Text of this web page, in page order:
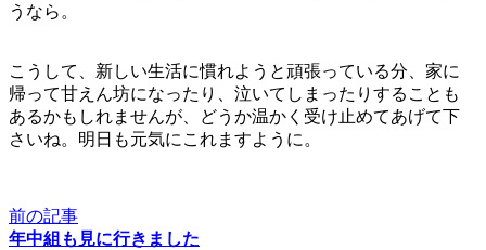
うなら。
こうして、新しい生活に慣れようと頑張っている分、家に
帰って甘えん坊になったり、泣いてしまったりすることも
あるかもしれませんが、どうか温かく受け止めてあげて下
さいね。明日も元気にこれますように。
前の記事
年中組も見に行きました